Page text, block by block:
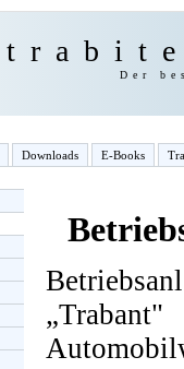
Der
Downloads E-Books